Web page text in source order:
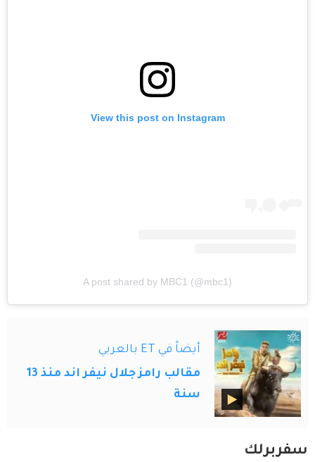
View this post on Instagram
A post shared by MBC1 (@mbc1)
أيضاً في ET بالعربي
مقالب رامز جلال نيفر اند منذ 13
سنة
سفربرلك